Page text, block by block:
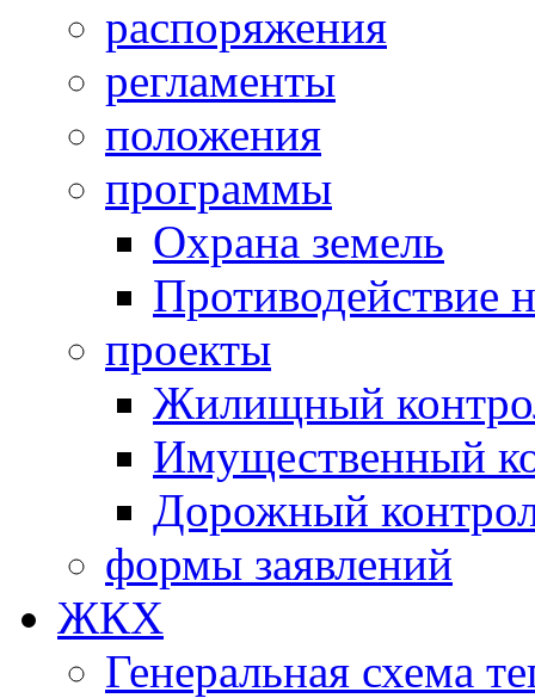
распоряжения
регламенты
положения
программы
Охрана земель
Противодействие
проекты
Жилищный
Имущественный
Дорожный
формы заявлений
ЖКХ
Генеральная схема